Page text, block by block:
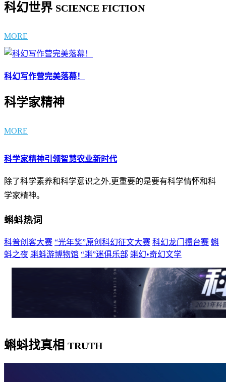
科幻世界 SCIENCE FICTION
MORE
科幻写作营完美落幕！
科学家精神
MORE
科学家精神引领智慧农业新时代
除了科学素养和科学意识之外,更重要的是要有科学情怀和科
学家精神。
蝌蚪热词
科普创客大赛 “光年奖”原创科幻征文大赛 科幻龙门擂台赛 蝌
蚪之夜 蝌蚪游博物馆 “蝌”迷俱乐部 蝌幻•奇幻文学
蝌蚪找真相 TRUTH